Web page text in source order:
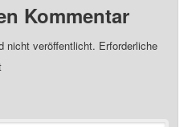
Kommentar
nicht veröffentlicht. Erforderliche